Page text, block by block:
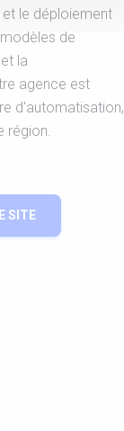
le déploiement
de
la
agence est
d'automatisation,
région.
SITE